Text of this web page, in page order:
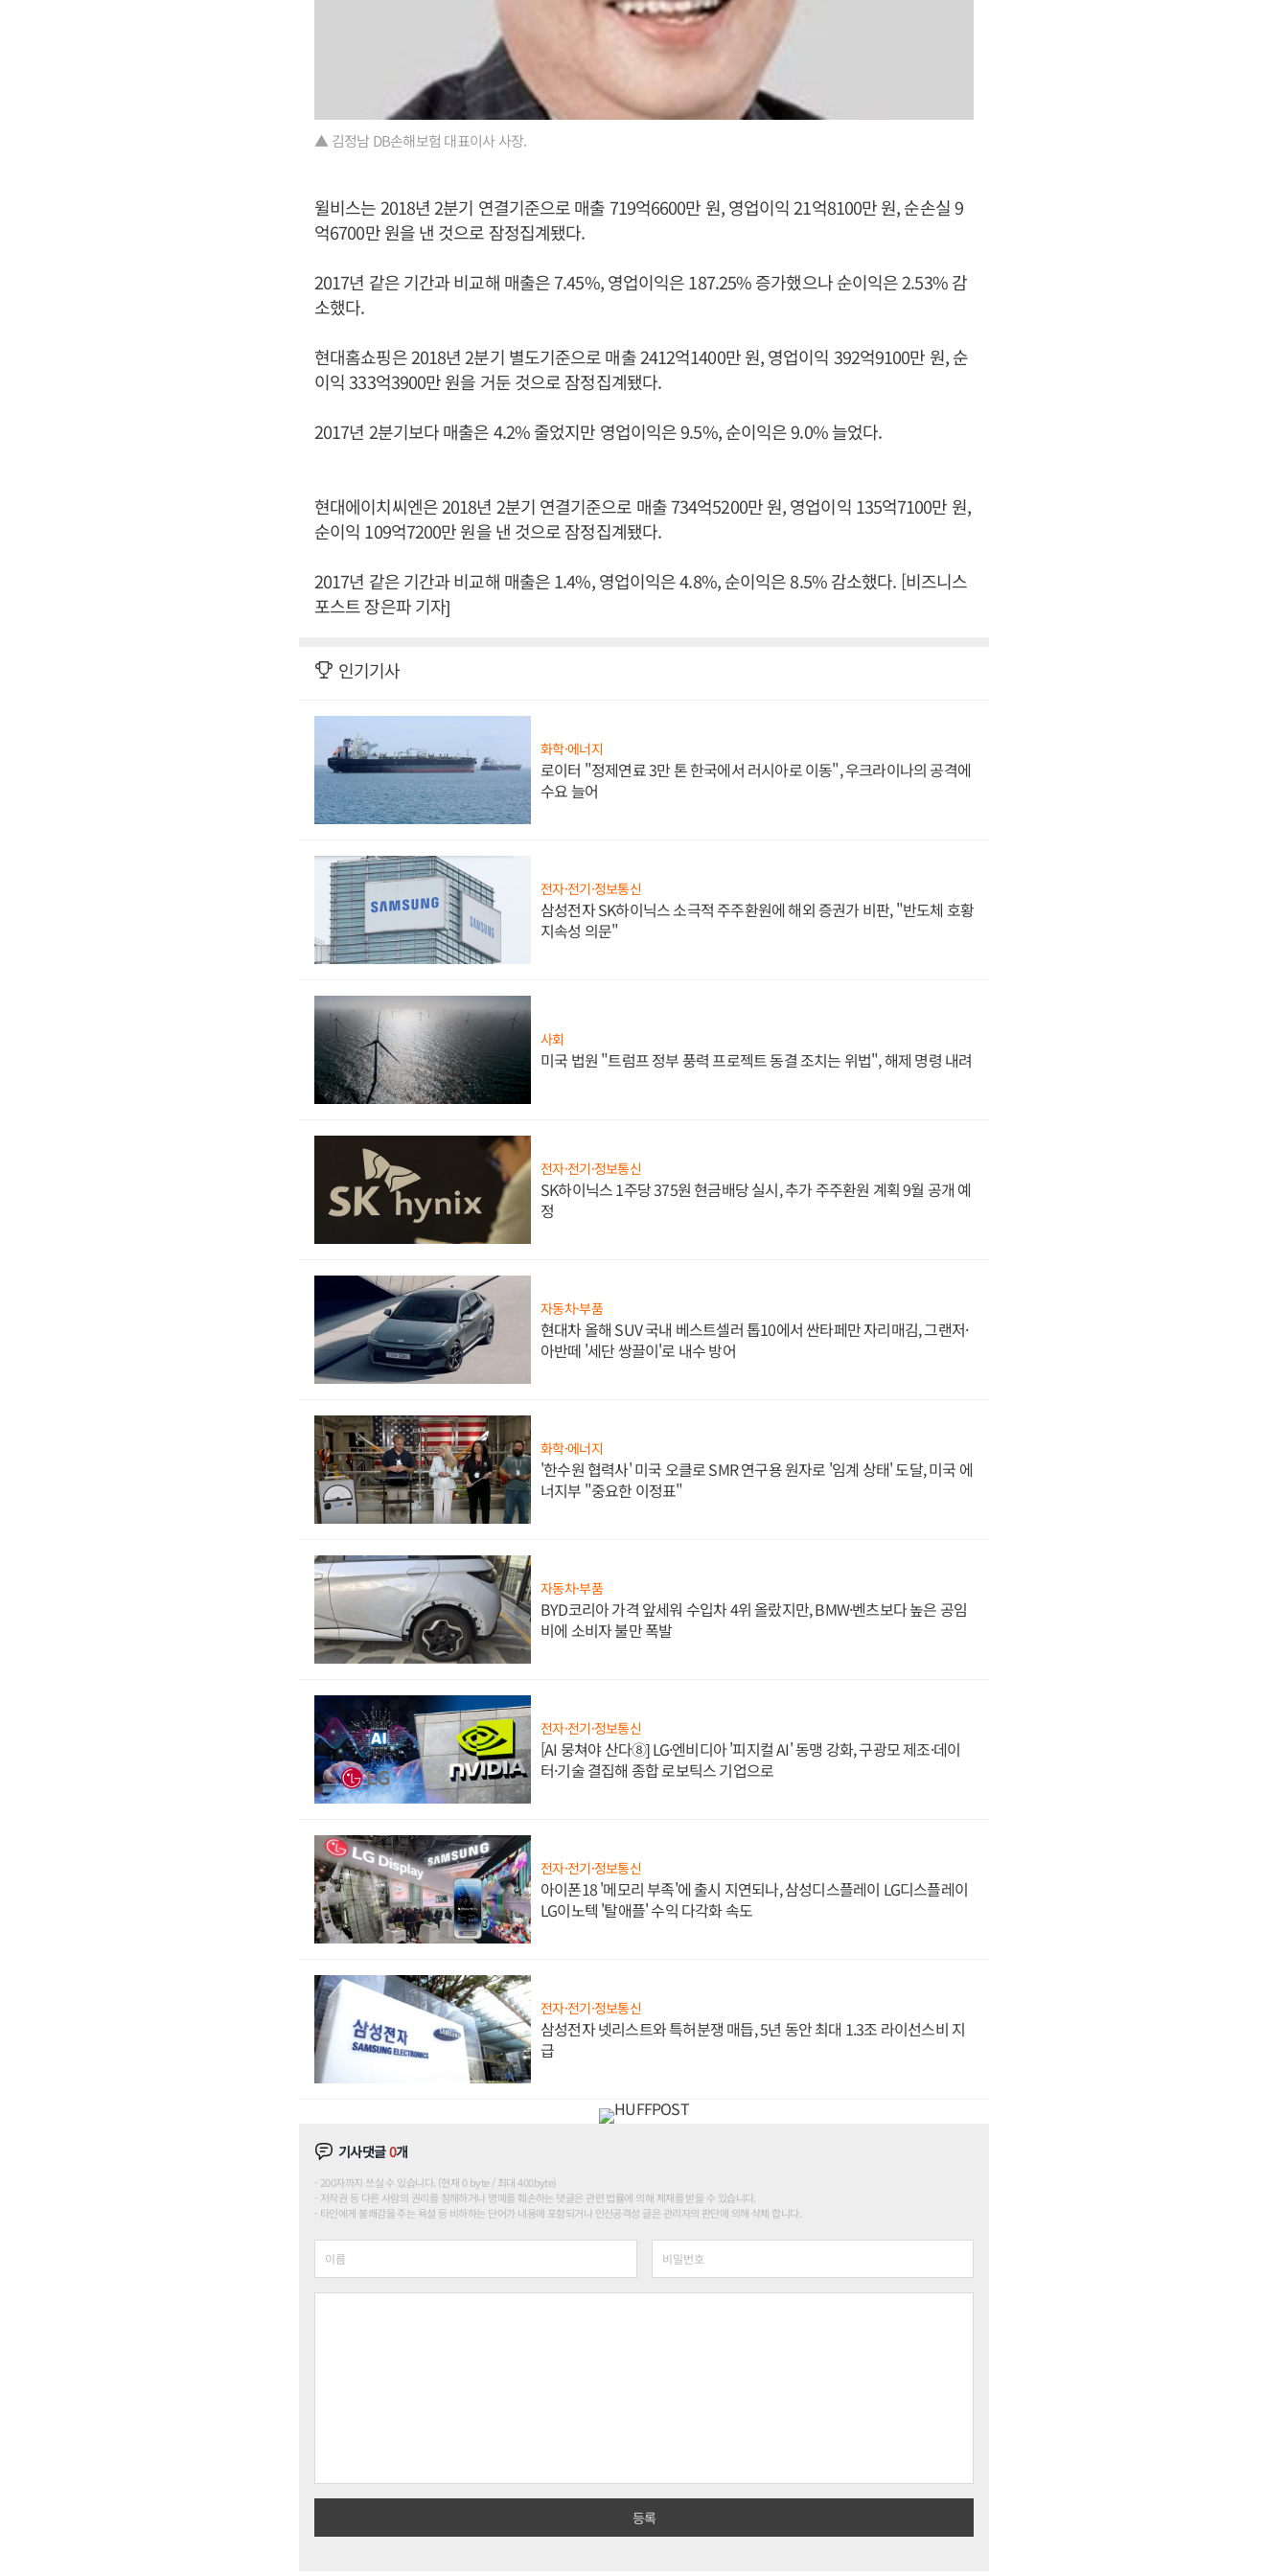
▲ 김정남 DB손해보험 대표이사 사장.
윌비스는 2018년 2분기 연결기준으로 매출 719억6600만 원, 영업이익 21억8100만 원, 순손실 9
억6700만 원을 낸 것으로 잠정집계됐다.
2017년 같은 기간과 비교해 매출은 7.45%, 영업이익은 187.25% 증가했으나 순이익은 2.53% 감
소했다.
현대홈쇼핑은 2018년 2분기 별도기준으로 매출 2412억1400만 원, 영업이익 392억9100만 원, 순
이익 333억3900만 원을 거둔 것으로 잠정집계됐다.
2017년 2분기보다 매출은 4.2% 줄었지만 영업이익은 9.5%, 순이익은 9.0% 늘었다.
현대에이치씨엔은 2018년 2분기 연결기준으로 매출 734억5200만 원, 영업이익 135억7100만 원,
순이익 109억7200만 원을 낸 것으로 잠정집계됐다.
2017년 같은 기간과 비교해 매출은 1.4%, 영업이익은 4.8%, 순이익은 8.5% 감소했다. [비즈니스
포스트 장은파 기자]
인기기사
화학·에너지
로이터 "정제연료 3만 톤 한국에서 러시아로 이동", 우크라이나의 공격에
수요 늘어
전자·전기·정보통신
삼성전자 SK하이닉스 소극적 주주환원에 해외 증권가 비판, "반도체 호황
지속성 의문"
사회
미국 법원 "트럼프 정부 풍력 프로젝트 동결 조치는 위법", 해제 명령 내려
전자·전기·정보통신
SK하이닉스 1주당 375원 현금배당 실시, 추가 주주환원 계획 9월 공개 예
정
자동차·부품
현대차 올해 SUV 국내 베스트셀러 톱10에서 싼타페만 자리매김, 그랜저·
아반떼 '세단 쌍끌이'로 내수 방어
화학·에너지
'한수원 협력사' 미국 오클로 SMR 연구용 원자로 '임계 상태' 도달, 미국 에
너지부 "중요한 이정표"
자동차·부품
BYD코리아 가격 앞세워 수입차 4위 올랐지만, BMW·벤츠보다 높은 공임
비에 소비자 불만 폭발
전자·전기·정보통신
[AI 뭉쳐야 산다⑧] LG·엔비디아 '피지컬 AI' 동맹 강화, 구광모 제조·데이
터·기술 결집해 종합 로보틱스 기업으로
전자·전기·정보통신
아이폰18 '메모리 부족'에 출시 지연되나, 삼성디스플레이 LG디스플레이
LG이노텍 '탈애플' 수익 다각화 속도
전자·전기·정보통신
삼성전자 넷리스트와 특허분쟁 매듭, 5년 동안 최대 1.3조 라이선스비 지
급
기사댓글0개
200자까지 쓰실 수 있습니다. (현재 0 byte / 최대 400byte)
저작권 등 다른 사람의 권리를 침해하거나 명예를 훼손하는 댓글은 관련 법률에 의해 제재를 받을 수 있습니다.
타인에게 불쾌감을 주는 욕설 등 비하하는 단어가 내용에 포함되거나 인신공격성 글은 관리자의 판단에 의해 삭제 합니다.